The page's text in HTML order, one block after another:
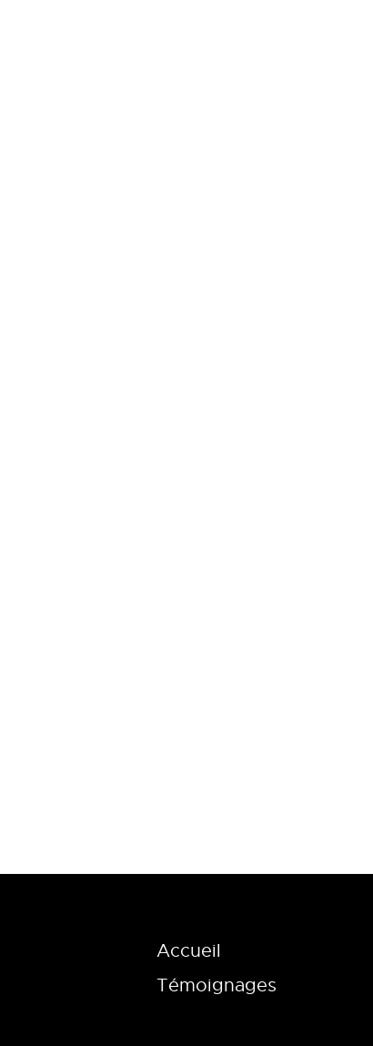
Accueil
Témoignages